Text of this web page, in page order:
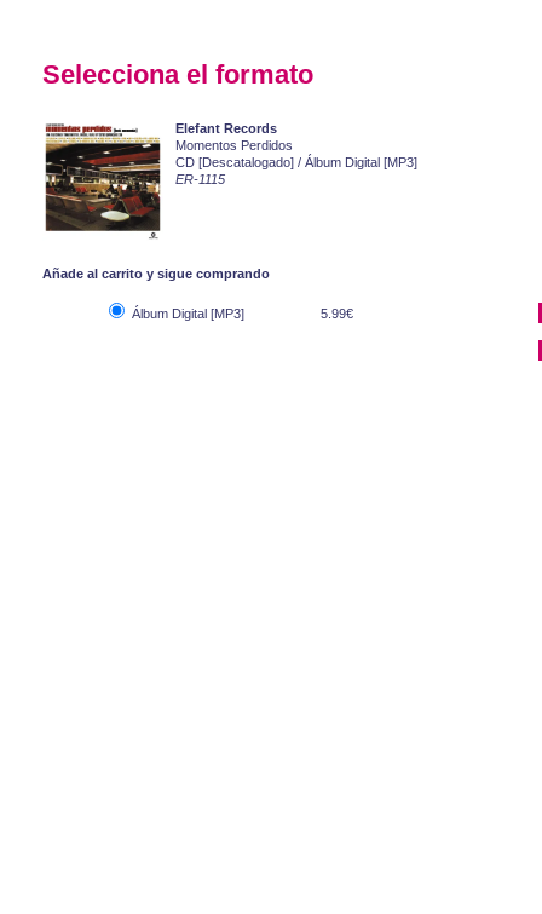
Selecciona el formato
Elefant Records
Momentos Perdidos
CD [Descatalogado] / Álbum Digital [MP3]
ER-1115
Añade al carrito y sigue comprando
Álbum Digital [MP3] 5.99€